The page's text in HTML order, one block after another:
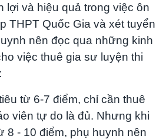
lợi và hiệu quả trong việc ôn
THPT Quốc Gia và xét tuyển
nên đọc qua những kinh
việc thuê gia sư luyện thi
từ 6-7 điểm, chỉ cần thuê
viên tự do là đủ. Nhưng khi
8 - 10 điểm, phụ huynh nên